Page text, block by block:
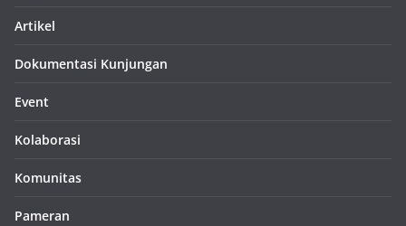
Artikel
Dokumentasi Kunjungan
Event
Kolaborasi
Komunitas
Pameran